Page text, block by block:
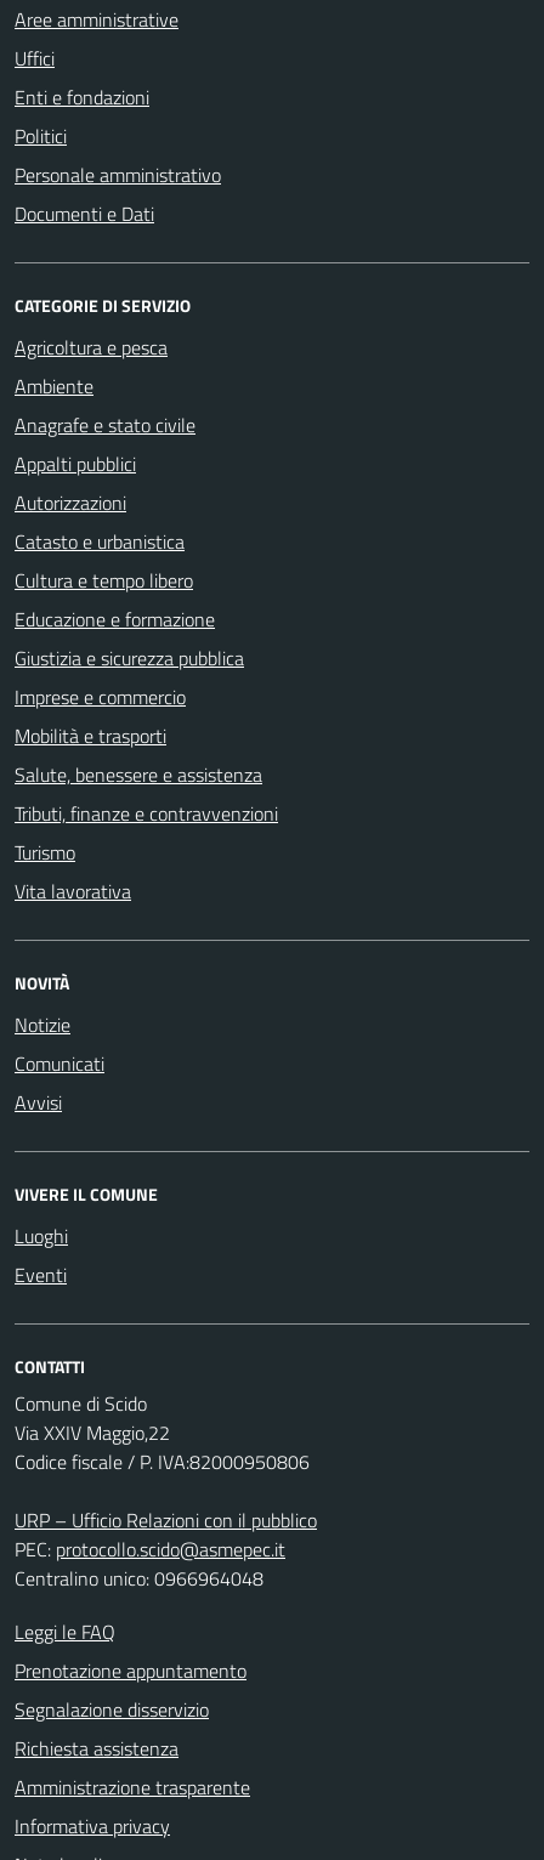
Aree amministrative
Uffici
Enti e fondazioni
Politici
Personale amministrativo
Documenti e Dati
CATEGORIE DI SERVIZIO
Agricoltura e pesca
Ambiente
Anagrafe e stato civile
Appalti pubblici
Autorizzazioni
Catasto e urbanistica
Cultura e tempo libero
Educazione e formazione
Giustizia e sicurezza pubblica
Imprese e commercio
Mobilità e trasporti
Salute, benessere e assistenza
Tributi, finanze e contravvenzioni
Turismo
Vita lavorativa
NOVITÀ
Notizie
Comunicati
Avvisi
VIVERE IL COMUNE
Luoghi
Eventi
CONTATTI
Comune di Scido
Via XXIV Maggio,22
Codice fiscale / P. IVA:82000950806
URP – Ufficio Relazioni con il pubblico
PEC: protocollo.scido@asmepec.it
Centralino unico: 0966964048
Leggi le FAQ
Prenotazione appuntamento
Segnalazione disservizio
Richiesta assistenza
Amministrazione trasparente
Informativa privacy